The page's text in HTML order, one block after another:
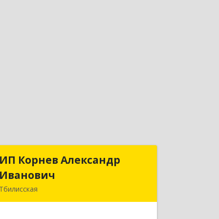
ИП Корнев Александр
Иванович
Тбилисская
ИП Корнев Александр